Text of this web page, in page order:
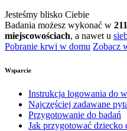
Jesteśmy blisko Ciebie
Badania możesz wykonać w
miejscowościach, a nawet u
Pobranie krwi w domu Zobacz
Wsparcie
Instrukcja logowania do
Najczęściej zadawane
Przygotowanie do badań
Jak przygotować dziecko